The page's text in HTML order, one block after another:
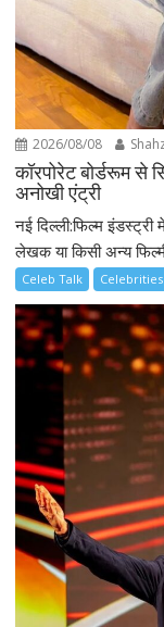
2026/08/08
कॉरपोरेट बोर्डरूम से
अनोखी एंट्री
नई दिल्ली:फिल्म इंडस्ट्री
लेखक या किसी अन्य
Celeb Talk Celebrities